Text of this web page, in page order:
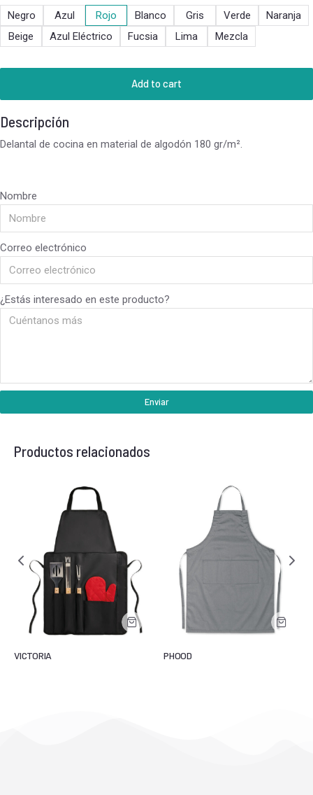
Negro
Azul Rojo Blanco Gris Verde
Naranja
Beige
Azul Eléctrico Fucsia Lima Mezcla
Add to cart
Descripción
Delantal de cocina en material de algodón 180 gr/m².
Nombre
Correo electrónico
¿Estás interesado en este producto?
Enviar
Productos relacionados
VICTORIA PHOOD